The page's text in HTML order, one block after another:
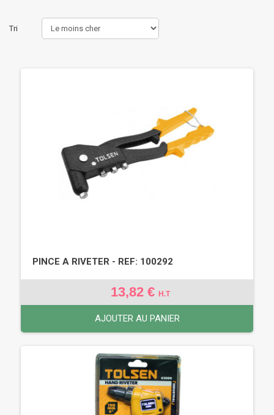
Tri
PINCE A RIVETER - REF: 100292
13,82 € H.T
AJOUTER AU PANIER